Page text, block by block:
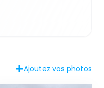
Ajoutez vos photos